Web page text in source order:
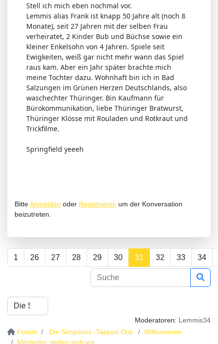
Stell ich mich eben nochmal vor.
Lemmis alias Frank ist knapp 50 Jahre alt (noch 8
Monate), seit 27 Jahren mit der selben Frau
verheiratet, 2 Kinder Bub und Büchse sowie ein
kleiner Enkelsohn von 4 Jahren. Spiele seit
Ewigkeiten, weiß gar nicht mehr wann das Spiel
raus kam. Aber ein Jahr später brachte mich
meine Tochter dazu. Wohnhaft bin ich in Bad
Salzungen im Grünen Herzen Deutschlands, also
waschechter Thüringer. Bin Kaufmann für
Bürokommunikation, liebe Thüringer Bratwurst,
Thüringer Klösse mit Rouladen und Rotkraut und
Trickfilme.
Springfield yeeeh
BitteAnmelden oder Registrieren um der Konversation
beizutreten.
1 26 27 28 29 30 31 32 33 34
Moderatoren: Lemmis34
Forum
Die Simpsons -Tapped Out-
Willkommen
Mitglieder stellen sich vor